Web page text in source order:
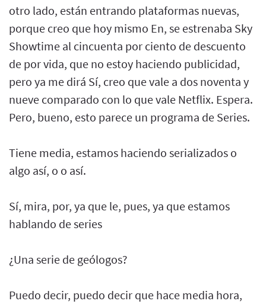
otro lado, están entrando plataformas nuevas,
porque creo que hoy mismo En, se estrenaba Sky
Showtime al cincuenta por ciento de descuento
de por vida, que no estoy haciendo publicidad,
pero ya me dirá Sí, creo que vale a dos noventa y
nueve comparado con lo que vale Netflix. Espera.
Pero, bueno, esto parece un programa de Series.
Tiene media, estamos haciendo serializados o
algo así, o o así.
Sí, mira, por, ya que le, pues, ya que estamos
hablando de series
¿Una serie de geólogos?
Puedo decir, puedo decir que hace media hora,